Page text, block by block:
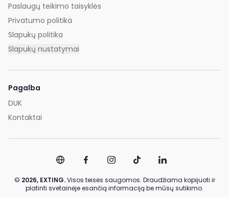
Paslaugų teikimo taisyklės
Privatumo politika
Slapukų politika
Slapukų nustatymai
Pagalba
DUK
Kontaktai
© 2026, EXTING.Visos teisės saugomos. Draudžiama kopijuoti ir
platinti svetainėje esančią informaciją be mūsų sutikimo.